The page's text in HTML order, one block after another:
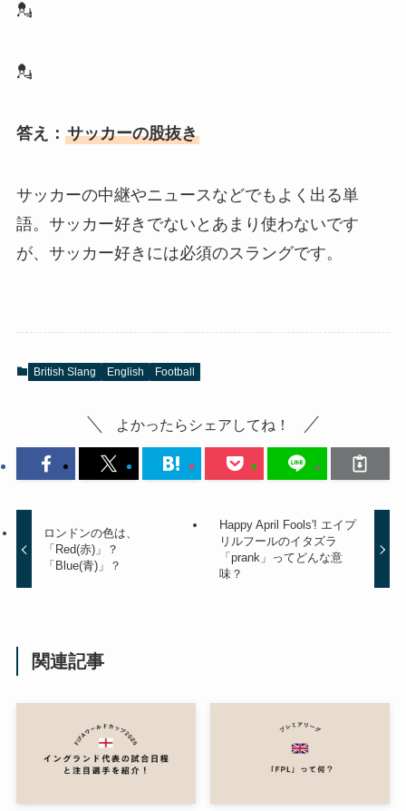
💂
💂
答え： サッカーの股抜き
サッカーの中継やニュースなどでもよく出る単
語。サッカー好きでないとあまり使わないです
が、サッカー好きには必須のスラングです。
British Slang English Football
よかったらシェアしてね！
ロンドンの色は、
「Red(赤)」？
「Blue(青)」？
Happy April Fools'! エイプ
リルフールのイタズラ
「prank」ってどんな意
味？
関連記事